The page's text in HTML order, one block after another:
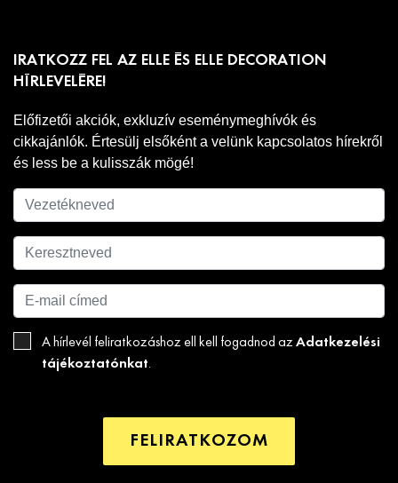
IRATKOZZ FEL AZ ELLE ÉS ELLE DECORATION
HÍRLEVELÉRE!
Előfizetői akciók, exkluzív eseménymeghívók és
cikkajánlók. Értesülj elsőként a velünk kapcsolatos hírekről
és less be a kulisszák mögé!
A hírlevél feliratkozáshoz ell kell fogadnod az Adatkezelési
tájékoztatónkat.
FELIRATKOZOM